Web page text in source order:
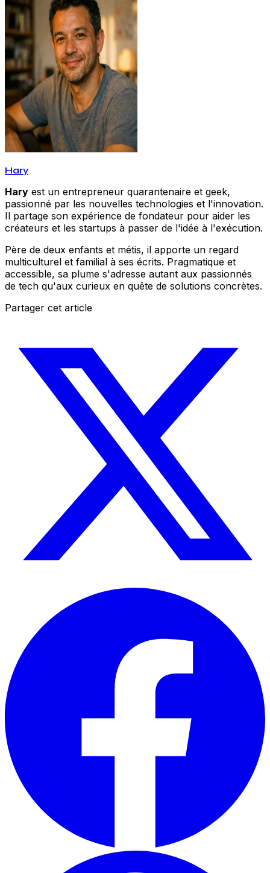
Hary
Hary est un entrepreneur quarantenaire et geek,
passionné par les nouvelles technologies et l'innovation.
Il partage son expérience de fondateur pour aider les
créateurs et les startups à passer de l'idée à l'exécution.
Père de deux enfants et métis, il apporte un regard
multiculturel et familial à ses écrits. Pragmatique et
accessible, sa plume s'adresse autant aux passionnés
de tech qu'aux curieux en quête de solutions concrètes.
Partager cet article